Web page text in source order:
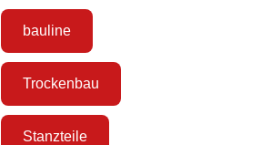
bauline
Trockenbau
Stanzteile